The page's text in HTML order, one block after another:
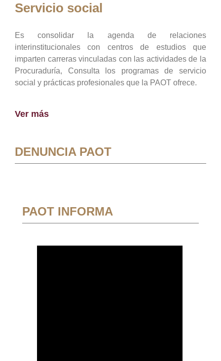
Servicio social
Es consolidar la agenda de relaciones
interinstitucionales con centros de estudios que
imparten carreras vinculadas con las actividades de la
Procuraduría, Consulta los programas de servicio
social y prácticas profesionales que la PAOT ofrece.
Ver más
DENUNCIA PAOT
PAOT INFORMA